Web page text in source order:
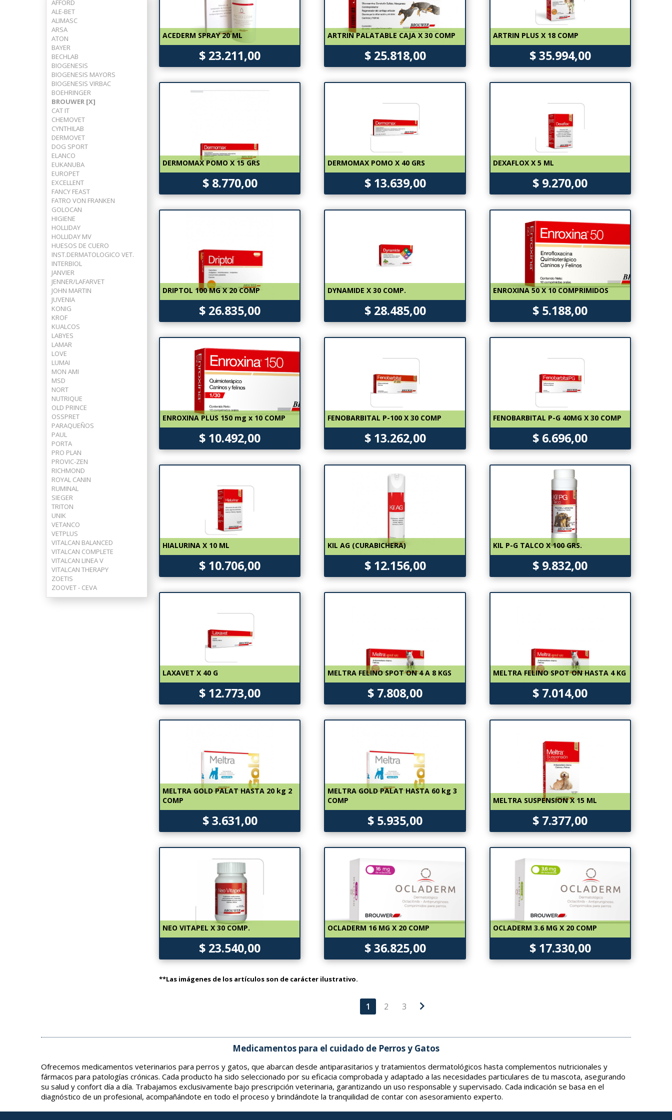
AFFORD
ALE-BET
ALIMASC
ARSA
ATON
BAYER
BECHLAB
BIOGENESIS
BIOGENESIS MAYORS
BIOGENESIS VIRBAC
BOEHRINGER
BROUWER [X]
CAT IT
CHEMOVET
CYNTHILAB
DERMOVET
DOG SPORT
ELANCO
EUKANUBA
EUROPET
EXCELLENT
FANCY FEAST
FATRO VON FRANKEN
GOLOCAN
HIGIENE
HOLLIDAY
HOLLIDAY MV
HUESOS DE CUERO
INST.DERMATOLOGICO VET.
INTERBIOL
JANVIER
JENNER/LAFARVET
JOHN MARTIN
JUVENIA
KONIG
KROF
KUALCOS
LABYES
LAMAR
LOVE
LUMAI
MON AMI
MSD
NORT
NUTRIQUE
OLD PRINCE
OSSPRET
PARAQUEÑOS
PAUL
PORTA
PRO PLAN
PROVIC-ZEN
RICHMOND
ROYAL CANIN
RUMINAL
SIEGER
TRITON
UNIK
VETANCO
VETPLUS
VITALCAN BALANCED
VITALCAN COMPLETE
VITALCAN LINEA V
VITALCAN THERAPY
ZOETIS
ZOOVET - CEVA
ACEDERM SPRAY 20 ML
$ 23.211,00
ARTRIN PALATABLE CAJA X 30 COMP
$ 25.818,00
ARTRIN PLUS X 18 COMP
$ 35.994,00
DERMOMAX POMO X 15 GRS
$ 8.770,00
DERMOMAX POMO X 40 GRS
$ 13.639,00
DEXAFLOX X 5 ML
$ 9.270,00
DRIPTOL 100 MG X 20 COMP
$ 26.835,00
DYNAMIDE X 30 COMP.
$ 28.485,00
ENROXINA 50 X 10 COMPRIMIDOS
$ 5.188,00
ENROXINA PLUS 150 mg x 10 COMP
$ 10.492,00
FENOBARBITAL P-100 X 30 COMP
$ 13.262,00
FENOBARBITAL P-G 40MG X 30 COMP
$ 6.696,00
HIALURINA X 10 ML
$ 10.706,00
KIL AG (CURABICHERA)
$ 12.156,00
KIL P-G TALCO X 100 GRS.
$ 9.832,00
LAXAVET X 40 G
$ 12.773,00
MELTRA FELINO SPOT ON 4 A 8 KGS
$ 7.808,00
MELTRA FELINO SPOT ON HASTA 4 KG
$ 7.014,00
MELTRA GOLD PALAT HASTA 20 kg 2
COMP
$ 3.631,00
MELTRA GOLD PALAT HASTA 60 kg 3
COMP
$ 5.935,00
MELTRA SUSPENSION X 15 ML
$ 7.377,00
NEO VITAPEL X 30 COMP.
$ 23.540,00
OCLADERM 16 MG X 20 COMP
$ 36.825,00
OCLADERM 3.6 MG X 20 COMP
$ 17.330,00
**Las imágenes de los artículos son de carácter ilustrativo.
1 2 3 chevron_right
Medicamentos para el cuidado de Perros y Gatos
Ofrecemos medicamentos veterinarios para perros y gatos, que abarcan desde antiparasitarios y tratamientos dermatológicos hasta complementos nutricionales y
fármacos para patologías crónicas. Cada producto ha sido seleccionado por su eficacia comprobada y adaptado a las necesidades particulares de tu mascota, asegurando
su salud y confort día a día. Trabajamos exclusivamente bajo prescripción veterinaria, garantizando un uso responsable y supervisado. Cada indicación se basa en el
diagnóstico de un profesional, acompañándote en todo el proceso y brindándote la tranquilidad de contar con asesoramiento experto.